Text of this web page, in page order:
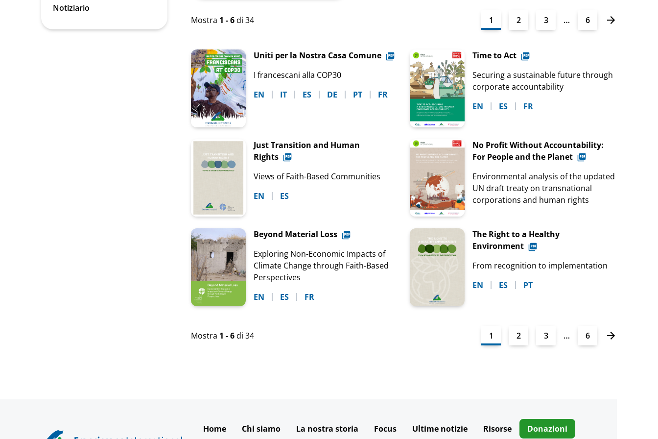
Notiziario
Mostra 1 - 6di 34 1 2 3 … 6
Uniti per la Nostra Casa Comune
I francescani alla COP30
EN
IT ES DE PT FR
Time to Act
Securing a sustainable future through
corporate accountability
EN
ES FR
Just Transition and Human
Rights
Views of Faith-Based Communities
EN
ES
No Profit Without Accountability:
For People and the Planet
Environmental analysis of the updated
UN draft treaty on transnational
corporations and human rights
Beyond Material Loss
Exploring Non-Economic Impacts of
Climate Change through Faith-Based
Perspectives
EN
ES FR
The Right to a Healthy
Environment
From recognition to implementation
EN
ES PT
Mostra 1 - 6di 34 1 2 3 … 6
Home Chi siamo La nostra storia Focus Ultime notizie Risorse Donazioni